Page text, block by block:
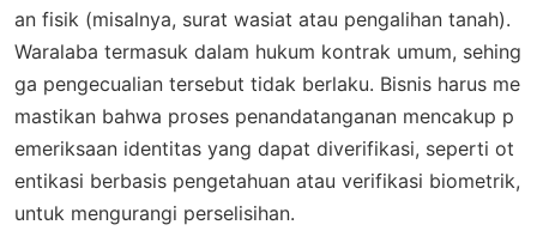
an fisik (misalnya, surat wasiat atau pengalihan tanah).
Waralaba termasuk dalam hukum kontrak umum, sehing
ga pengecualian tersebut tidak berlaku. Bisnis harus me
mastikan bahwa proses penandatanganan mencakup p
emeriksaan identitas yang dapat diverifikasi, seperti ot
entikasi berbasis pengetahuan atau verifikasi biometrik,
untuk mengurangi perselisihan.